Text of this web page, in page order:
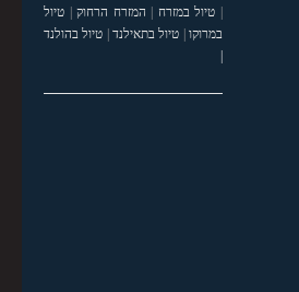
טיול במזרח המזרח הרחוק| טיול
במרוקו| טיול בתאילנד| טיול בהולנד